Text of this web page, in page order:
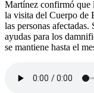
Martínez confirmó que
la visita del Cuerpo de
las personas
ayudas para los
se mantiene hasta el